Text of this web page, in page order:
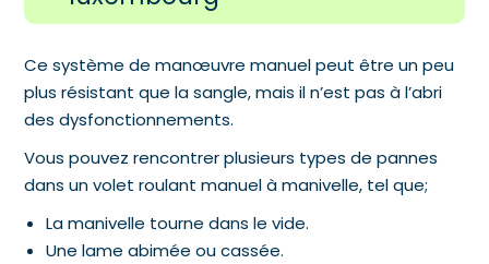
Ce système de manœuvre manuel peut être un peu
plus résistant que la sangle, mais il n’est pas à l’abri
des dysfonctionnements.
Vous pouvez rencontrer plusieurs types de pannes
dans un volet roulant manuel à manivelle, tel que;
La manivelle tourne dans le vide.
Une lame abimée ou cassée.